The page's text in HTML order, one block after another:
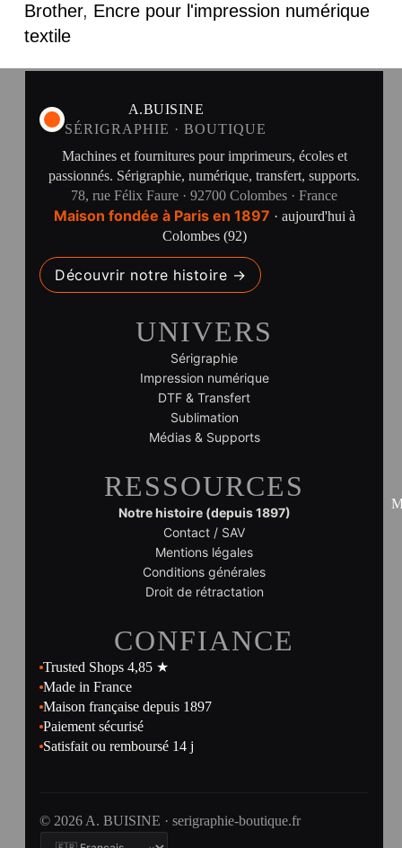
Brother, Encre pour l'impression numérique
textile
A.BUISINE
SÉRIGRAPHIE · BOUTIQUE
Machines et fournitures pour imprimeurs, écoles et
passionnés. Sérigraphie, numérique, transfert, supports.
78, rue Félix Faure · 92700 Colombes · France
Maison fondée à Paris en 1897 · aujourd'hui à
Colombes (92)
Découvrir notre histoire →
UNIVERS
Sérigraphie
Impression numérique
DTF & Transfert
Sublimation
Médias & Supports
RESSOURCES
Notre histoire (depuis 1897)
Contact / SAV
Mentions légales
Conditions générales
Droit de rétractation
CONFIANCE
Trusted Shops 4,85 ★
Made in France
Maison française depuis 1897
Paiement sécurisé
Satisfait ou remboursé 14 j
© 2026 A. BUISINE · serigraphie-boutique.fr